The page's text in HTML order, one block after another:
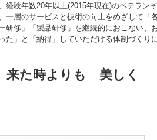
経験年数20年以上(2015年現在)のベテラン
一層のサービスと技術の向上をめざして「
研修」「製品研修」を継続的におこない、
た」と「納得」していただける体制づくりに
た時よりも 美しく